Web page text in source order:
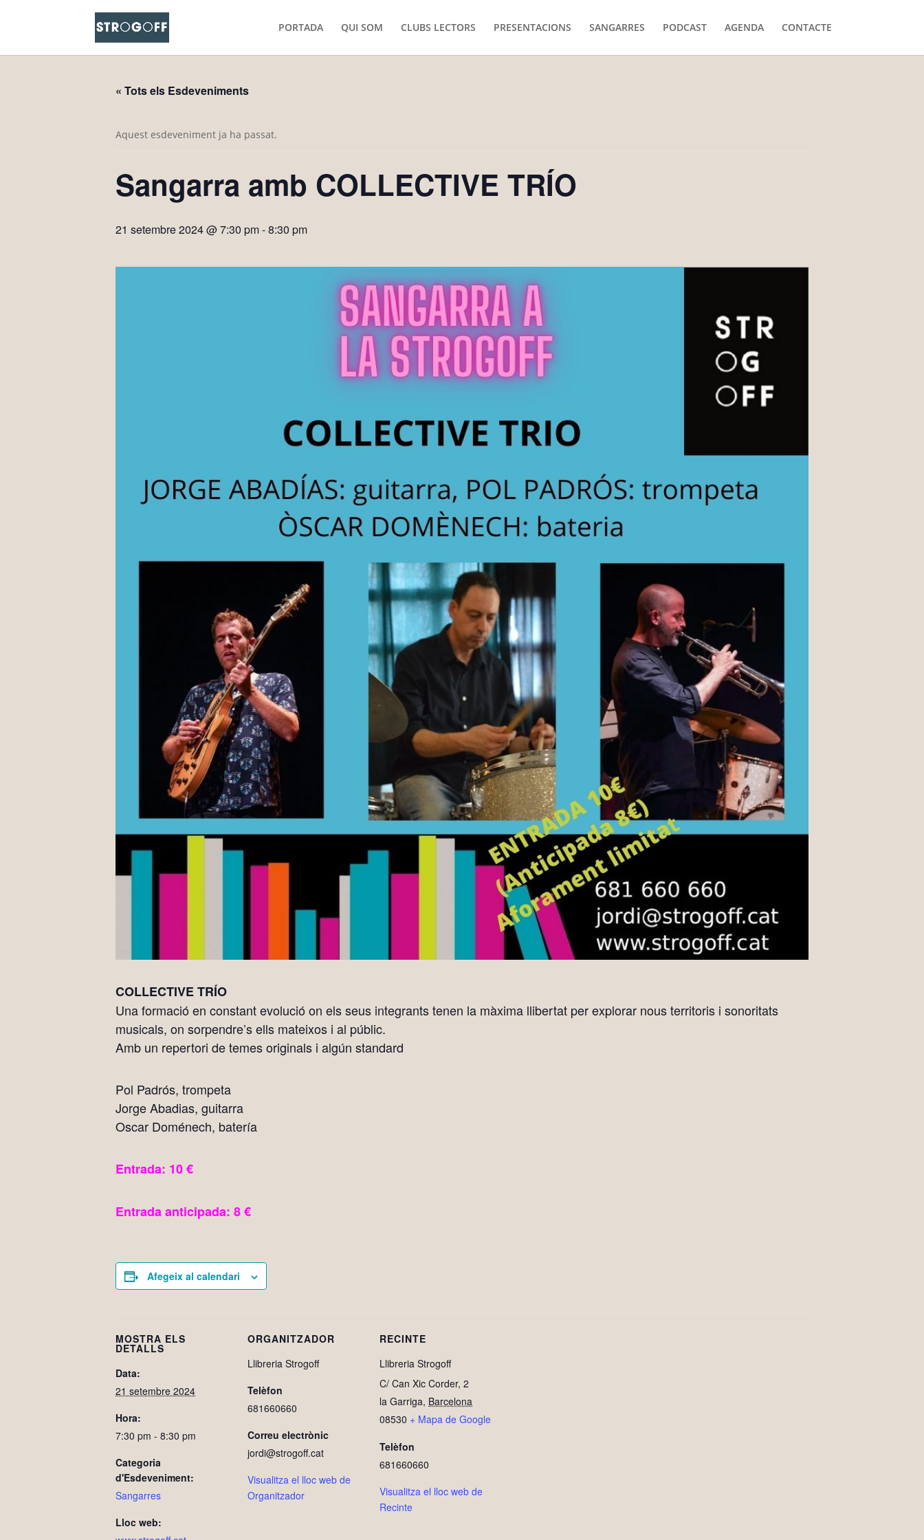
PORTADA QUI SOM CLUBS LECTORS PRESENTACIONS SANGARRES PODCAST AGENDA CONTACTE
« Tots els Esdeveniments
Aquest esdeveniment ja ha passat.
Sangarra amb COLLECTIVE TRÍO
21 setembre 2024 @ 7:30 pm-8:30 pm
COLLECTIVE TRÍO
Una formació en constant evolució on els seus integrants tenen la màxima llibertat per explorar nous territoris i sonoritats
musicals, on sorpendre’s ells mateixos i al públic.
Amb un repertori de temes originals i algún standard
Pol Padrós, trompeta
Jorge Abadias, guitarra
Oscar Doménech, batería
Entrada: 10 €
Entrada anticipada: 8 €
Afegeix al calendari
MOSTRA ELS
DETALLS
Data:
21 setembre 2024
Hora:
7:30 pm - 8:30 pm
Categoria
d'Esdeveniment:
Sangarres
Lloc web:
ORGANITZADOR
Llibreria Strogoff
Telèfon
681660660
Correu electrònic
jordi@strogoff.cat
Visualitza el lloc web de
Organitzador
RECINTE
Llibreria Strogoff
C/ Can Xic Corder, 2
la Garriga, Barcelona
08530 + Mapa de Google
Telèfon
681660660
Visualitza el lloc web de
Recinte